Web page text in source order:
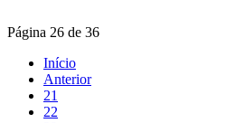
Página 26 de 36
Início
Anterior
21
22